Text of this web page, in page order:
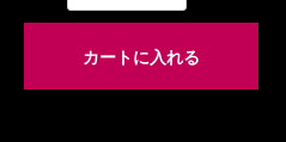
カートに入れる